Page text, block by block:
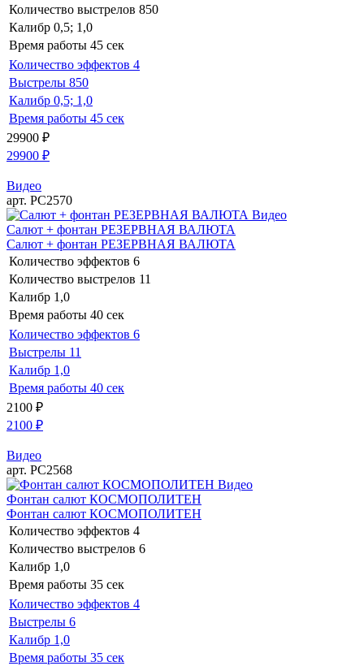
Количество выстрелов 850
Калибр 0,5; 1,0
Время работы 45 сек
Количество эффектов 4
Выстрелы 850
Калибр 0,5; 1,0
Время работы 45 сек
29900 ₽
29900 ₽
Видео
арт. РС2570
Видео
Салют + фонтан РЕЗЕРВНАЯ ВАЛЮТА
Салют + фонтан РЕЗЕРВНАЯ ВАЛЮТА
Количество эффектов 6
Количество выстрелов 11
Калибр 1,0
Время работы 40 сек
Количество эффектов 6
Выстрелы 11
Калибр 1,0
Время работы 40 сек
2100 ₽
2100 ₽
Видео
арт. РС2568
Видео
Фонтан салют КОСМОПОЛИТЕН
Фонтан салют КОСМОПОЛИТЕН
Количество эффектов 4
Количество выстрелов 6
Калибр 1,0
Время работы 35 сек
Количество эффектов 4
Выстрелы 6
Калибр 1,0
Время работы 35 сек